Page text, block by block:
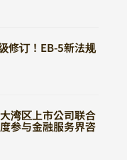
修订！EB-5新法规
湾区上市公司联合
参与金融服务界咨